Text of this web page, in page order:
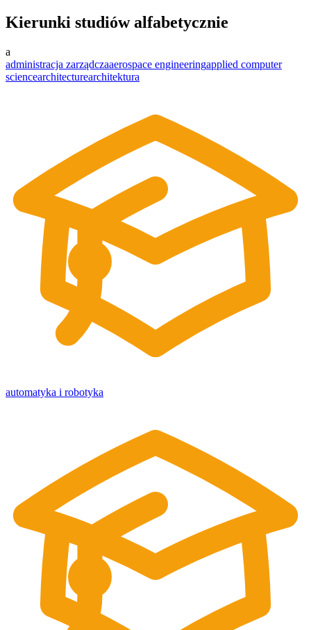
Kierunki studiów alfabetycznie
a
administracja zarządczaaerospace engineeringapplied computer
sciencearchitecturearchitektura
automatyka i robotyka